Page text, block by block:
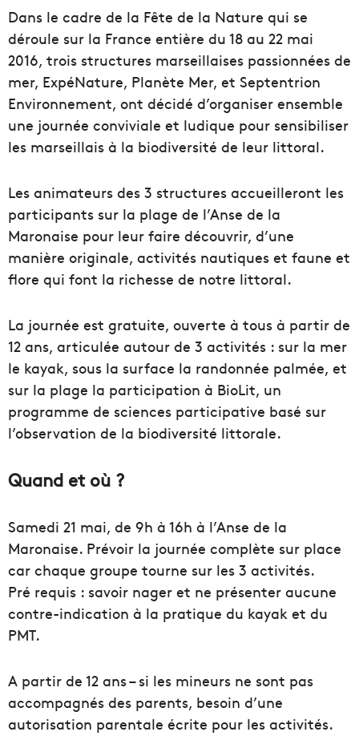
Dans le cadre de la Fête de la Nature qui se
déroule sur la France entière du 18 au 22 mai
2016, trois structures marseillaises passionnées de
mer, ExpéNature, Planète Mer, et Septentrion
Environnement, ont décidé d’organiser ensemble
une journée conviviale et ludique pour sensibiliser
les marseillais à la biodiversité de leur littoral.
Les animateurs des 3 structures accueilleront les
participants sur la plage de l’Anse de la
Maronaise pour leur faire découvrir, d’une
manière originale, activités nautiques et faune et
flore qui font la richesse de notre littoral.
La journée est gratuite, ouverte à tous à partir de
12 ans, articulée autour de 3 activités : sur la mer
le kayak, sous la surface la randonnée palmée, et
sur la plage la participation à BioLit, un
programme de sciences participative basé sur
l’observation de la biodiversité littorale.
Quand et où ?
Samedi 21 mai, de 9h à 16h à l’Anse de la
Maronaise. Prévoir la journée complète sur place
car chaque groupe tourne sur les 3 activités.
Pré requis : savoir nager et ne présenter aucune
contre-indication à la pratique du kayak et du
PMT.
A partir de 12 ans – si les mineurs ne sont pas
accompagnés des parents, besoin d’une
autorisation parentale écrite pour les activités.